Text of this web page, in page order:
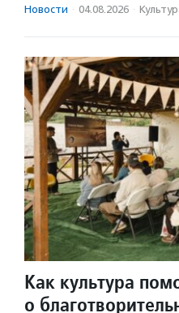
Новости · 04.08.2026 ·
Как культура
о